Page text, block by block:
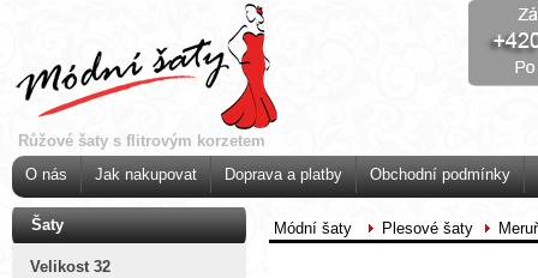
Růžové šaty s flitrovým korzetem
O nás
Jak nakupovat Doprava a platby Obchodní podmínky
Šaty
Velikost 32
Módní šaty Plesové šaty